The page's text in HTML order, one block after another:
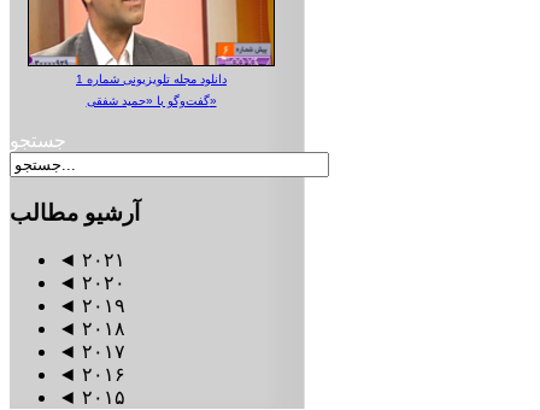
دانلود مجله تلویزیونی شماره 1
گفت‌وگو با «حمید شفقی»
جستجو
آرشیو مطالب
◄ ۲۰۲۱
◄ ۲۰۲۰
◄ ۲۰۱۹
◄ ۲۰۱۸
◄ ۲۰۱۷
◄ ۲۰۱۶
◄ ۲۰۱۵